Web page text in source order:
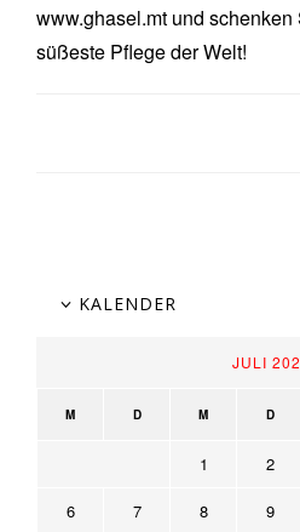
www.ghasel.mt und
süßeste Pflege der Welt!
KALENDER
JULI
M D M D
1 2
6 7 8 9